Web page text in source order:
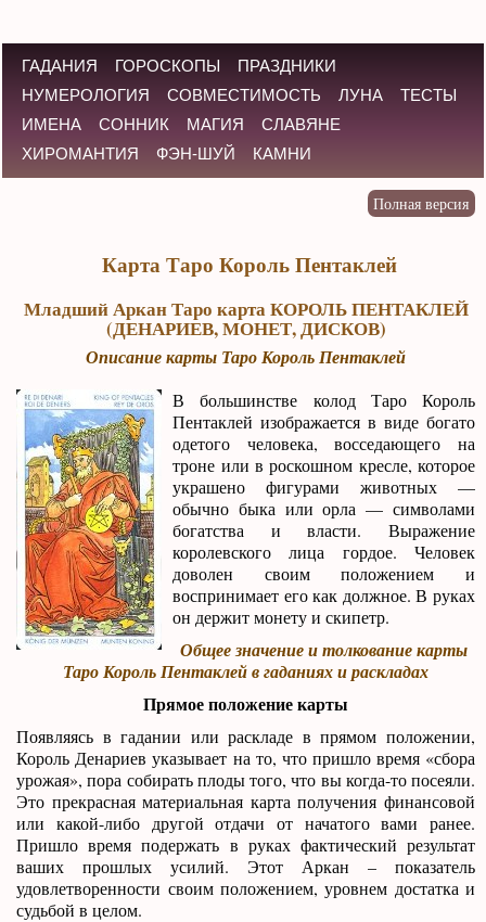
ГАДАНИЯ ГОРОСКОПЫ
ПРАЗДНИКИ
НУМЕРОЛОГИЯ
СОВМЕСТИМОСТЬ ЛУНА
ТЕСТЫ
ИМЕНА
СОННИК МАГИЯ
СЛАВЯНЕ
ХИРОМАНТИЯ
ФЭН-ШУЙ КАМНИ
Карта Таро Король Пентаклей
Младший Аркан Таро карта КОРОЛЬ ПЕНТАКЛЕЙ
(ДЕНАРИЕВ, МОНЕТ, ДИСКОВ)
Описание карты Таро Король Пентаклей
В большинстве колод Таро Король
Пентаклей изображается в виде богато
одетого человека, восседающего на
троне или в роскошном кресле, которое
украшено фигурами животных —
обычно быка или орла — символами
богатства и власти. Выражение
королевского лица гордое. Человек
доволен своим положением и
воспринимает его как должное. В руках
он держит монету и скипетр.
Общее значение и толкование карты
Таро Король Пентаклей в гаданиях и раскладах
Прямое положение карты
Появляясь в гадании или раскладе в прямом положении,
Король Денариев указывает на то, что пришло время «сбора
урожая», пора собирать плоды того, что вы когда-то посеяли.
Это прекрасная материальная карта получения финансовой
или какой-либо другой отдачи от начатого вами ранее.
Пришло время подержать в руках фактический результат
ваших прошлых усилий. Этот Аркан – показатель
удовлетворенности своим положением, уровнем достатка и
судьбой в целом.